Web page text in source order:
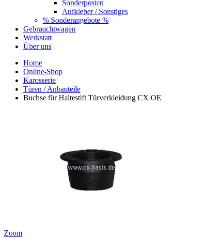
Sonderposten
Aufkleber / Sonstiges
% Sonderangebote %
Gebrauchtwagen
Werkstatt
Über uns
Home
Online-Shop
Karosserie
Türen / Anbauteile
Buchse für Haltestift Türverkleidung CX OE
Zoom